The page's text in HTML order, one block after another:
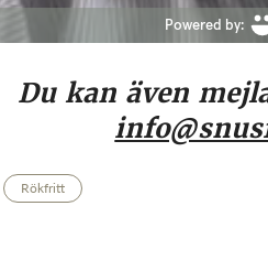
Du kan även
Rökfritt